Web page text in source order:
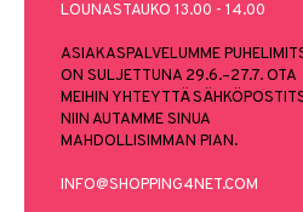
LOUNASTAUKO 13.00 - 14.00
ASIAKASPALVELUMME
ON SULJETTUNA 29.6.–27.7. OTA
MEIHIN YHTEYTTÄ
NIIN AUTAMME SINUA
MAHDOLLISIMMAN PIAN.
INFO@SHOPPING4NET.COM